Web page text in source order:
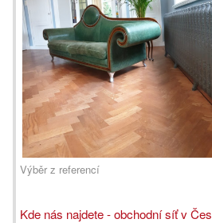
Výběr z referencí
Kde nás najdete - obchodní síť v